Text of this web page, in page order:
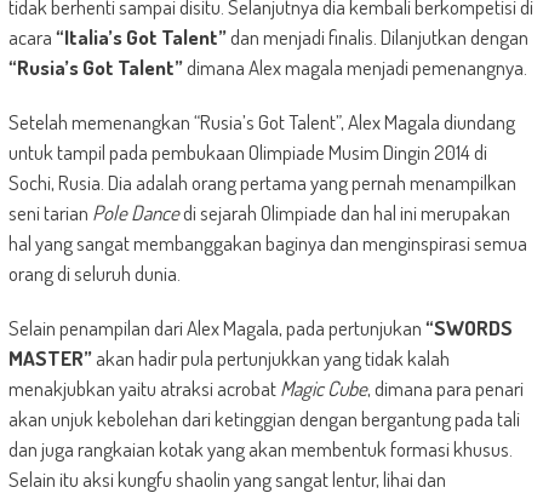
tidak berhenti sampai disitu. Selanjutnya dia kembali berkompetisi di
acara“Italia’s Got Talent”dan menjadi finalis. Dilanjutkan dengan
“Rusia’s Got Talent”dimana Alex magala menjadi pemenangnya.
Setelah memenangkan “Rusia’s Got Talent”, Alex Magala diundang
untuk tampil pada pembukaan Olimpiade Musim Dingin 2014 di
Sochi, Rusia. Dia adalah orang pertama yang pernah menampilkan
seni tarian Pole Dancedi sejarah Olimpiade dan hal ini merupakan
hal yang sangat membanggakan baginya dan menginspirasi semua
orang di seluruh dunia.
Selain penampilan dari Alex Magala, pada pertunjukan“SWORDS
MASTER”akan hadir pula pertunjukkan yang tidak kalah
menakjubkan yaitu atraksi acrobatMagic Cube, dimana para penari
akan unjuk kebolehan dari ketinggian dengan bergantung pada tali
dan juga rangkaian kotak yang akan membentuk formasi khusus.
Selain itu aksi kungfu shaolin yang sangat lentur, lihai dan